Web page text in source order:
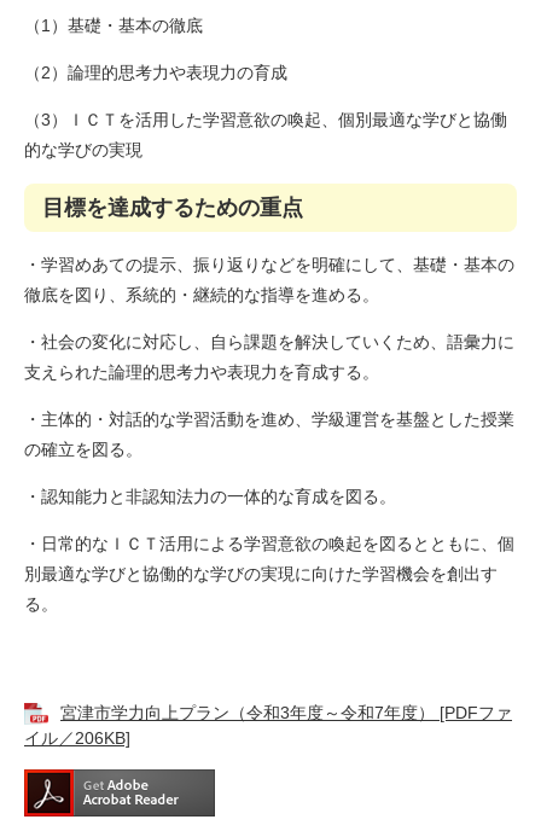
（1）基礎・基本の徹底
（2）論理的思考力や表現力の育成
（3）ＩＣＴを活用した学習意欲の喚起、個別最適な学びと協働
的な学びの実現
目標を達成するための重点
・学習めあての提示、振り返りなどを明確にして、基礎・基本の
徹底を図り、系統的・継続的な指導を進める。
・社会の変化に対応し、自ら課題を解決していくため、語彙力に
支えられた論理的思考力や表現力を育成する。
・主体的・対話的な学習活動を進め、学級運営を基盤とした授業
の確立を図る。
・認知能力と非認知法力の一体的な育成を図る。
・日常的なＩＣＴ活用による学習意欲の喚起を図るとともに、個
別最適な学びと協働的な学びの実現に向けた学習機会を創出す
る。
宮津市学力向上プラン（令和3年度～令和7年度） [PDFファ
イル／206KB]